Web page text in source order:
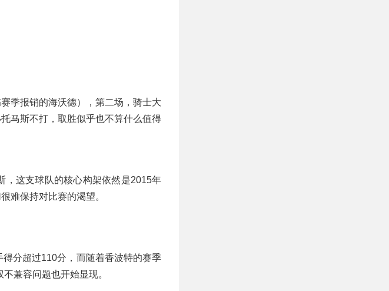
季报销的海沃德），第二场，骑士大
马斯不打，取胜似乎也不算什么值得
这支球队的核心构架依然是2015年
难保持对比赛的渴望。
分超过110分，而随着香波特的赛季
兼容问题也开始显现。